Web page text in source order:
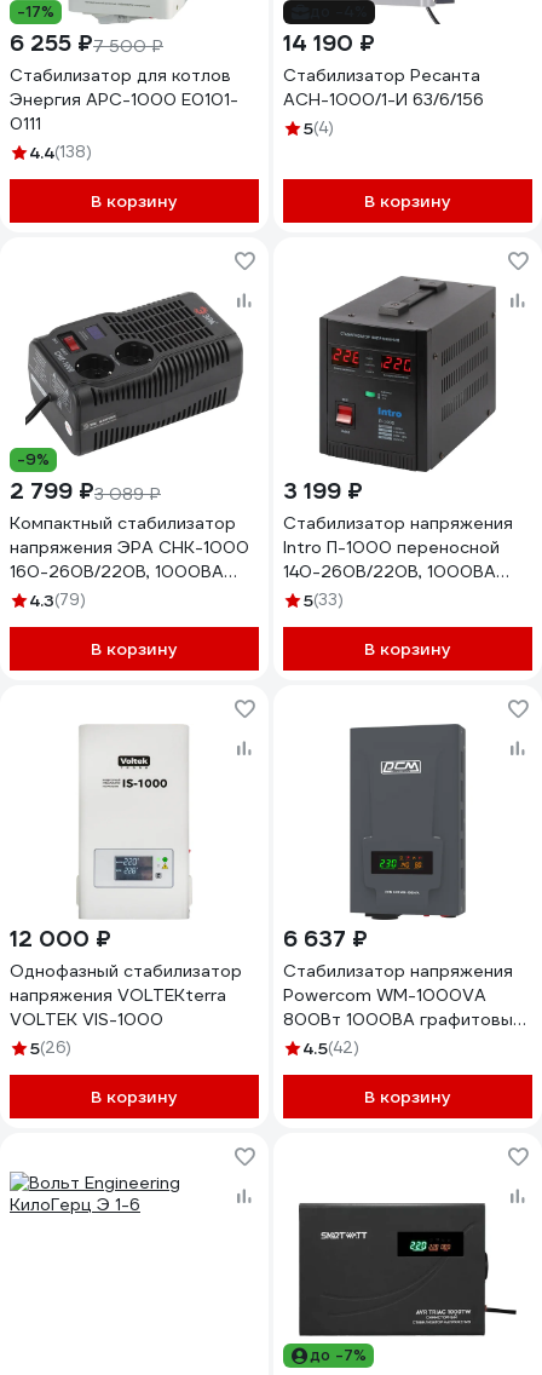
-17%
6 255 ₽7 500 ₽
Стабилизатор для котлов
Энергия АРС-1000 Е0101-
0111
4.4(138)
В корзину
14 190 ₽
Стабилизатор Ресанта
АСН-1000/1-И 63/6/156
5(4)
В корзину
-9%
2 799 ₽3 089 ₽
Компактный стабилизатор
напряжения ЭРА СНК-1000
160-260В/220В, 1000ВА
Б0032469
4.3(79)
В корзину
3 199 ₽
Стабилизатор напряжения
Intro П-1000 переносной
140-260В/220В, 1000ВА
Б0064645
5(33)
В корзину
12 000 ₽
Однофазный стабилизатор
напряжения VOLTEKterra
VOLTEK VIS-1000
5(26)
В корзину
6 637 ₽
Стабилизатор напряжения
Powercom WM-1000VA
800Вт 1000ВА графитовый
1928730
4.5(42)
В корзину
до -7%